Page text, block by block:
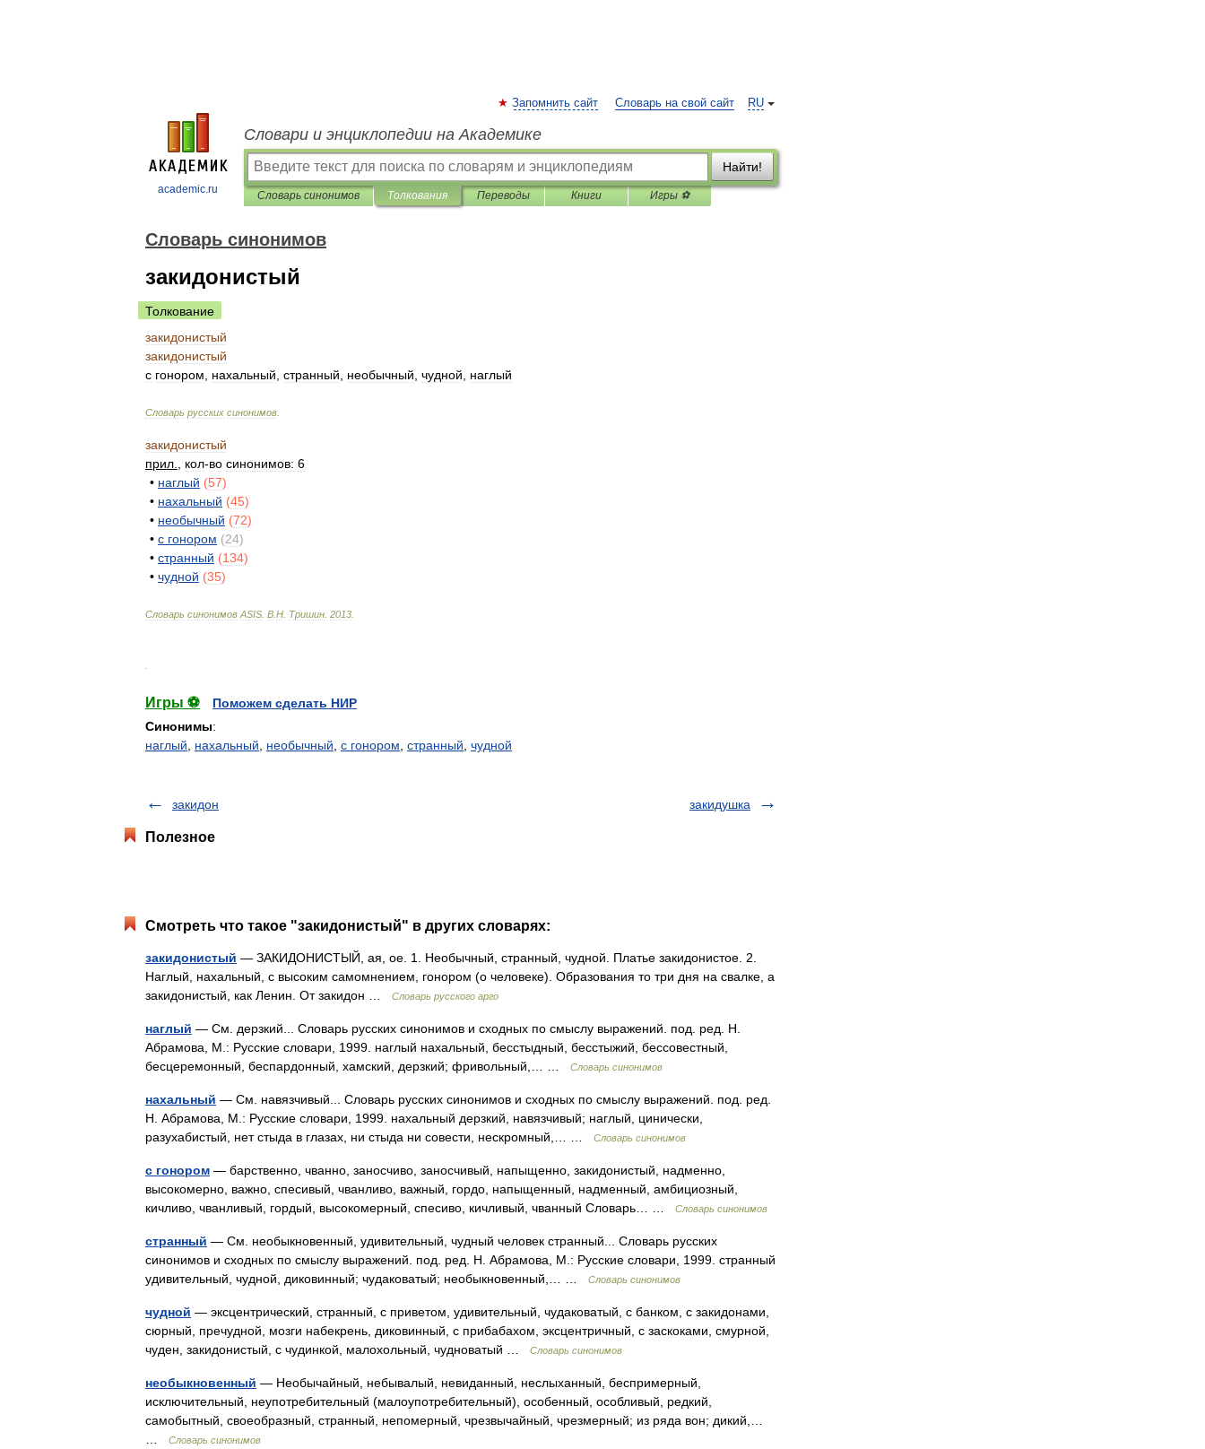
academic.ru
RU
Запомнить сайт Словарь на свой сайт
Словари и энциклопедии на Академике
Найти!
Словарь синонимов Толкования Переводы Книги Игры ⚽
Словарь синонимов
закидонистый
Толкование
закидонистый
закидонистый
с гонором нахальный странный необычный чудной наглый
Словарь русских синонимов
закидонистый
прил
кол-во синонимов: 6
• наглый (57)
• нахальный (45)
• необычный (72)
• с гонором (24)
• странный (134)
• чудной (35)
Словарь синонимов ASIS В Н Тришин 2013
Игры ⚽
Поможем сделать НИР
Синонимы:
наглый
нахальный необычный с гонором странный чудной
закидон закидушка
Полезное
Смотреть что такое "закидонистый" в других словарях:
закидонистый — ЗАКИДОНИСТЫЙ, ая, ое. 1. Необычный, странный, чудной. Платье закидонистое. 2.
Наглый, нахальный, с высоким самомнением, гонором (о человеке). Образования то три дня на свалке, а
закидонистый, как Ленин. От закидон …
Словарь русского арго
наглый — См. дерзкий... Словарь русских синонимов и сходных по смыслу выражений. под. ред. Н.
Абрамова, М.: Русские словари, 1999. наглый нахальный, бесстыдный, бесстыжий, бессовестный,
бесцеремонный, беспардонный, хамский, дерзкий; фривольный,… …
Словарь синонимов
нахальный — См. навязчивый... Словарь русских синонимов и сходных по смыслу выражений. под. ред.
Н. Абрамова, М.: Русские словари, 1999. нахальный дерзкий, навязчивый; наглый, цинически,
разухабистый, нет стыда в глазах, ни стыда ни совести, нескромный,… …
Словарь синонимов
с гонором — барственно, чванно, заносчиво, заносчивый, напыщенно, закидонистый, надменно,
высокомерно, важно, спесивый, чванливо, важный, гордо, напыщенный, надменный, амбициозный,
кичливо, чванливый, гордый, высокомерный, спесиво, кичливый, чванный Словарь… …
Словарь синонимов
странный — См. необыкновенный, удивительный, чудный человек странный... Словарь русских
синонимов и сходных по смыслу выражений. под. ред. Н. Абрамова, М.: Русские словари, 1999. странный
удивительный, чудной, диковинный; чудаковатый; необыкновенный,… …
Словарь синонимов
чудной — эксцентрический, странный, с приветом, удивительный, чудаковатый, с банком, с закидонами,
сюрный, пречудной, мозги набекрень, диковинный, с прибабахом, эксцентричный, с заскоками, смурной,
чуден, закидонистый, с чудинкой, малохольный, чудноватый …
Словарь синонимов
необыкновенный — Необычайный, небывалый, невиданный, неслыханный, беспримерный,
исключительный, неупотребительный (малоупотребительный), особенный, особливый, редкий,
самобытный, своеобразный, странный, непомерный, чрезвычайный, чрезмерный; из ряда вон; дикий,…
Словарь синонимов